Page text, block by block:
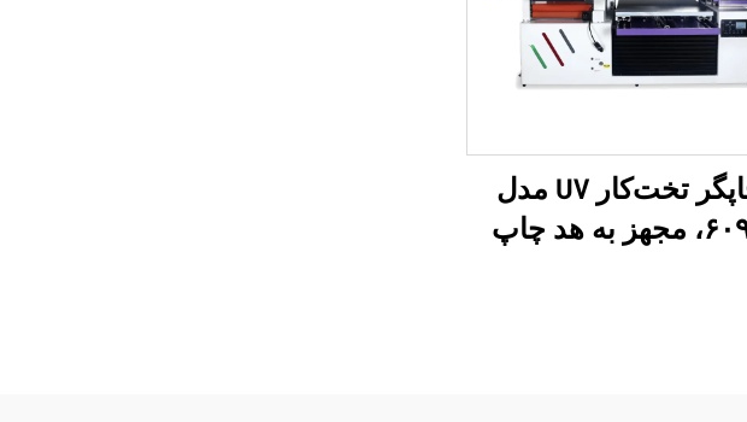
چاپگر تخت‌کار UV مدل
۶۰۹۰، مجهز به هد چاپ